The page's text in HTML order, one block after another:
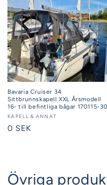
Bavaria Cruiser 34
Sittbrunnskapell XXL Årsmodell
16- till befintliga bågar 170115-30
Säljare:
KAPELL & ANNAT
Ordinarie
0 SEK
Övriga